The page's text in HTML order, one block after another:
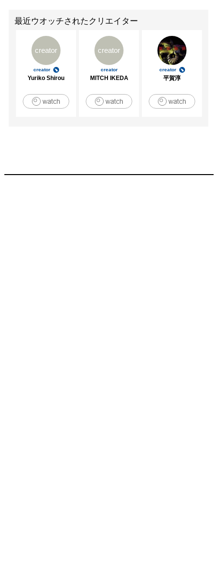
最近ウオッチされたクリエイター
creator
creator
Yuriko Shirou
creator
creator
MITCH IKEDA
creator
平賀淳